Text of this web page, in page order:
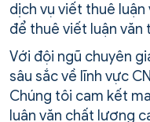
dịch vụ viết thuê luận
để thuê viết luận văn
Với đội ngũ chuyên
sâu sắc về lĩnh vực
Chúng tôi cam kết
luận văn chất lượng